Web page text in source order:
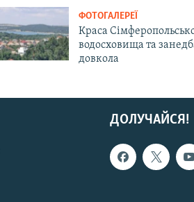
ФОТОГАЛЕРЕЇ
Краса
водосховища та
довкола
ДОЛУЧАЙСЯ!